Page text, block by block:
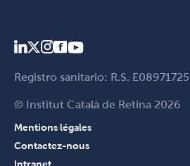
Registro sanitario: R.S. E08971725
© Institut Català de Retina 2026
Mentions légales
Contactez-nous
Intranet